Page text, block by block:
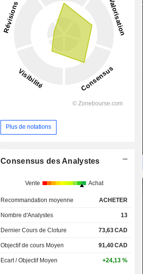
Plus de notations
Consensus des Analystes
Vente Achat
Recommandation moyenne ACHETER
Nombre d'Analystes 13
Dernier Cours de Cloture 73,63CAD
Objectif de cours Moyen 91,40CAD
Ecart / Objectif Moyen +24,13 %